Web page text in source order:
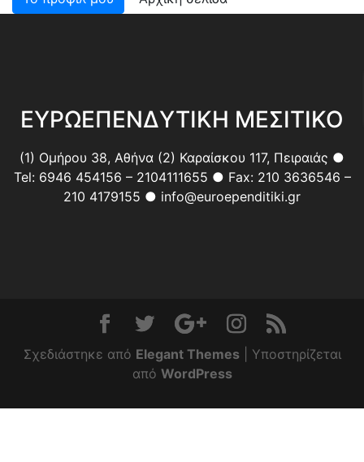
ΕΥΡΩΕΠΕΝΔΥΤΙΚΗ ΜΕΣΙΤΙΚΟ
(1) Ομήρου 38, Αθήνα (2) Καραίσκου 117, Πειραιάς ●
Tel: 6946 454156 – 2104111655 ● Fax: 210 3636546 –
210 4179155 ● info@euroependitiki.gr
Σχεδιάστηκε από Elegant Themes| Υποστηρίζεται
από WordPress